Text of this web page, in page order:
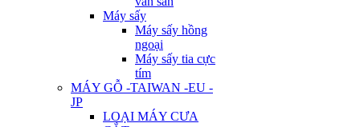
Máy sấy
Máy sấy hồng
ngoại
Máy sấy tia cực
tím
MÁY GỖ -TAIWAN -EU -
JP
LOẠI MÁY CƯA